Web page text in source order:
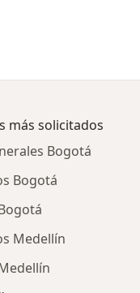
más solicitados
Bogotá
Bogotá
Medellín